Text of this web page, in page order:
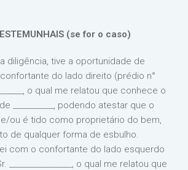
(se for o caso)
diligência, tive a oportunidade de
do lado direito (prédio n°
o qual me relatou que conhece o
___________, podendo atestar que o
ou é tido como proprietário do bem,
de qualquer forma de esbulho.
com o confortante do lado esquerdo
_________________, o qual me relatou que